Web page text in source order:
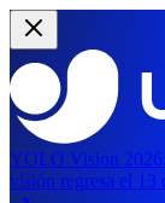
YOLO Vision 2026:
visión regresa el 13